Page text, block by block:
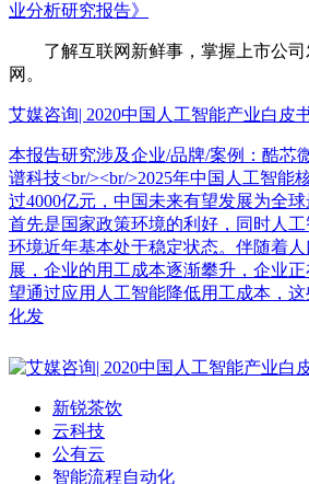
业分析研究报告》
了解互联网新鲜事，掌握上市公司
网。
艾媒咨询| 2020中国人工智能产业白皮
本报告研究涉及企业/品牌/案例：酷芯
谱科技<br/><br/>2025年中国人工智能
过4000亿元，中国未来有望发展为全球
首先是国家政策环境的利好，同时人
环境近年基本处于稳定状态。伴随着
展，企业的用工成本逐渐攀升，企业
望通过应用人工智能降低用工成本，
化发
新锐茶饮
云科技
公有云
智能流程自动化